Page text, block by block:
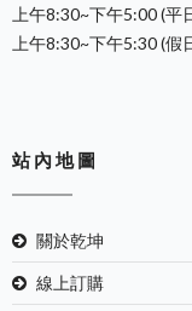
上午8:30~下午5:00 (平
上午8:30~下午5:30 (假
站 內 地 圖
關於乾坤
線上訂購